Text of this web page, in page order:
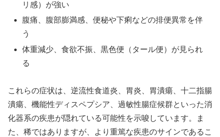
リ感）が強い
腹痛、腹部膨満感、便秘や下痢などの排便異常を伴
う
体重減少、食欲不振、黒色便（タール便）が見られ
る
これらの症状は、逆流性食道炎、胃炎、胃潰瘍、十二指腸
潰瘍、機能性ディスペプシア、過敏性腸症候群といった消
化器系の疾患が隠れている可能性を示唆しています。ま
た、稀ではありますが、より重篤な疾患のサインであるこ